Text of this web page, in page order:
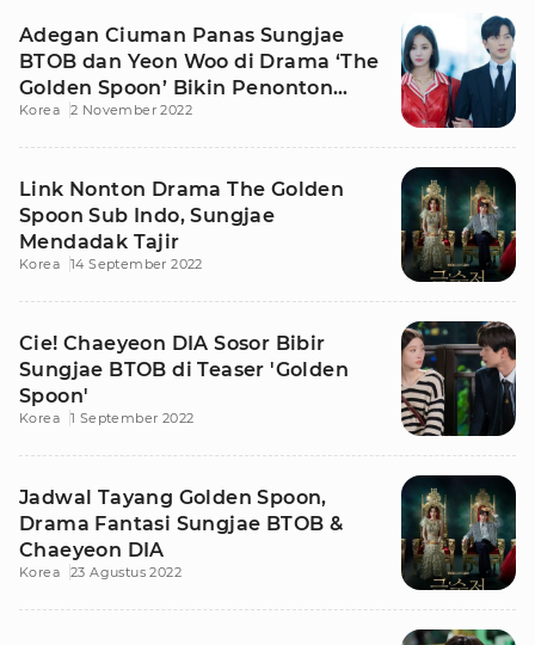
Adegan Ciuman Panas Sungjae
BTOB dan Yeon Woo di Drama ‘The
Golden Spoon’ Bikin Penonton
Syok
Korea 2 November 2022
Link Nonton Drama The Golden
Spoon Sub Indo, Sungjae
Mendadak Tajir
Korea 14 September 2022
Cie! Chaeyeon DIA Sosor Bibir
Sungjae BTOB di Teaser 'Golden
Spoon'
Korea 1 September 2022
Jadwal Tayang Golden Spoon,
Drama Fantasi Sungjae BTOB &
Chaeyeon DIA
Korea 23 Agustus 2022